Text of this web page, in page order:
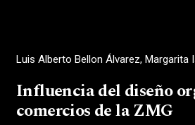
Luis Alberto Bellon Álvarez, Margarita
Influencia del diseño
comercios de la ZMG